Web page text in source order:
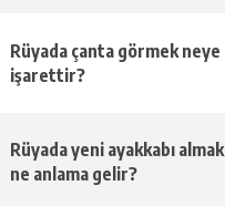
Rüyada çanta görmek neye
işarettir?
Rüyada yeni ayakkabı almak
ne anlama gelir?